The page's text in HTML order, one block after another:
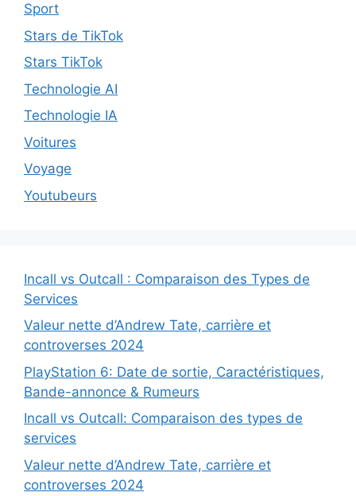
Sport
Stars de TikTok
Stars TikTok
Technologie AI
Technologie IA
Voitures
Voyage
Youtubeurs
Incall vs Outcall : Comparaison des Types de
Services
Valeur nette d’Andrew Tate, carrière et
controverses 2024
PlayStation 6: Date de sortie, Caractéristiques,
Bande-annonce & Rumeurs
Incall vs Outcall: Comparaison des types de
services
Valeur nette d’Andrew Tate, carrière et
controverses 2024